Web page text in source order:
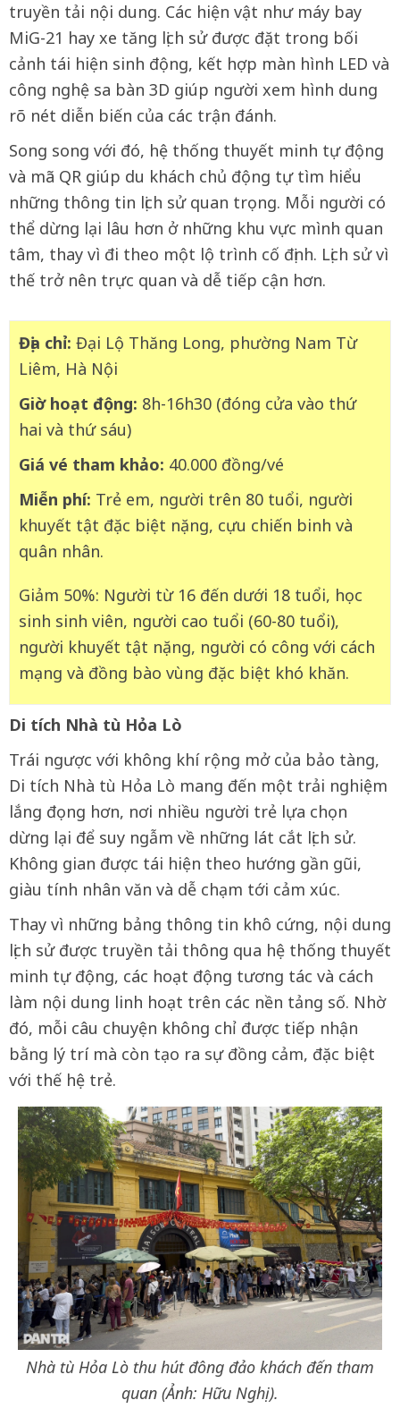
truyền tải nội dung. Các hiện vật như máy bay
MiG-21 hay xe tăng lịch sử được đặt trong bối
cảnh tái hiện sinh động, kết hợp màn hình LED và
công nghệ sa bàn 3D giúp người xem hình dung
rõ nét diễn biến của các trận đánh.
Song song với đó, hệ thống thuyết minh tự động
và mã QR giúp du khách chủ động tự tìm hiểu
những thông tin lịch sử quan trọng. Mỗi người có
thể dừng lại lâu hơn ở những khu vực mình quan
tâm, thay vì đi theo một lộ trình cố định. Lịch sử vì
thế trở nên trực quan và dễ tiếp cận hơn.
Địa chỉ: Đại Lộ Thăng Long, phường Nam Từ
Liêm, Hà Nội
Giờ hoạt động: 8h-16h30 (đóng cửa vào thứ
hai và thứ sáu)
Giá vé tham khảo: 40.000 đồng/vé
Miễn phí: Trẻ em, người trên 80 tuổi, người
khuyết tật đặc biệt nặng, cựu chiến binh và
quân nhân.
Giảm 50%: Người từ 16 đến dưới 18 tuổi, học
sinh sinh viên, người cao tuổi (60-80 tuổi),
người khuyết tật nặng, người có công với cách
mạng và đồng bào vùng đặc biệt khó khăn.
Di tích Nhà tù Hỏa Lò
Trái ngược với không khí rộng mở của bảo tàng,
Di tích Nhà tù Hỏa Lò mang đến một trải nghiệm
lắng đọng hơn, nơi nhiều người trẻ lựa chọn
dừng lại để suy ngẫm về những lát cắt lịch sử.
Không gian được tái hiện theo hướng gần gũi,
giàu tính nhân văn và dễ chạm tới cảm xúc.
Thay vì những bảng thông tin khô cứng, nội dung
lịch sử được truyền tải thông qua hệ thống thuyết
minh tự động, các hoạt động tương tác và cách
làm nội dung linh hoạt trên các nền tảng số. Nhờ
đó, mỗi câu chuyện không chỉ được tiếp nhận
bằng lý trí mà còn tạo ra sự đồng cảm, đặc biệt
với thế hệ trẻ.
Nhà tù Hỏa Lò thu hút đông đảo khách đến tham
quan (Ảnh: Hữu Nghị).